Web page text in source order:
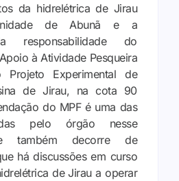
da hidrelétrica de Jirau
de Abunã e a
responsabilidade do
à Atividade Pesqueira
Experimental de
de Jirau, na cota 90
do MPF é uma das
pelo órgão nesse
também decorre de
há discussões em curso
de Jirau a operar